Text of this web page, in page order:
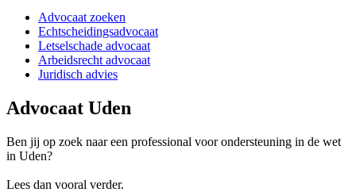
Advocaat zoeken
Echtscheidingsadvocaat
Letselschade advocaat
Arbeidsrecht advocaat
Juridisch advies
Advocaat Uden
Ben jij op zoek naar een professional voor ondersteuning in de wet
in Uden?
Lees dan vooral verder.